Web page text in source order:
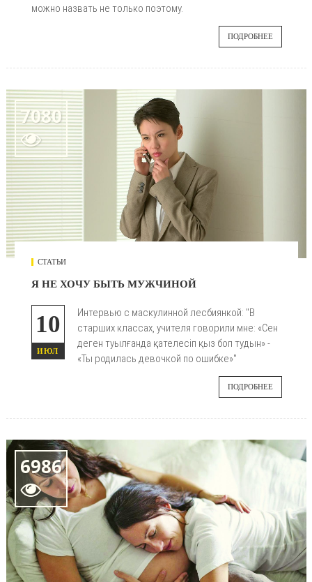
можно назвать не только поэтому.
ПОДРОБНЕЕ
7080

СТАТЬИ
Я НЕ ХОЧУ БЫТЬ МУЖЧИНОЙ
10
ИЮЛ
Интервью с маскулинной лесбиянкой: "В
старших классах, учителя говорили мне: «Сен
деген туылғанда қателесіп қыз боп тудын» -
«Ты родилась девочкой по ошибке»"
ПОДРОБНЕЕ
6986
